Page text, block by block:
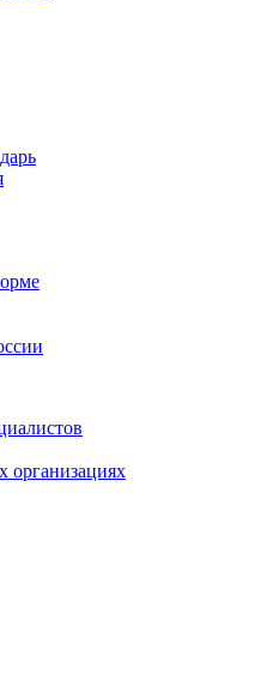
организациях